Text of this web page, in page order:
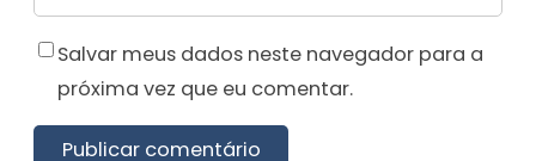
Salvar meus dados neste navegador para a
próxima vez que eu comentar.